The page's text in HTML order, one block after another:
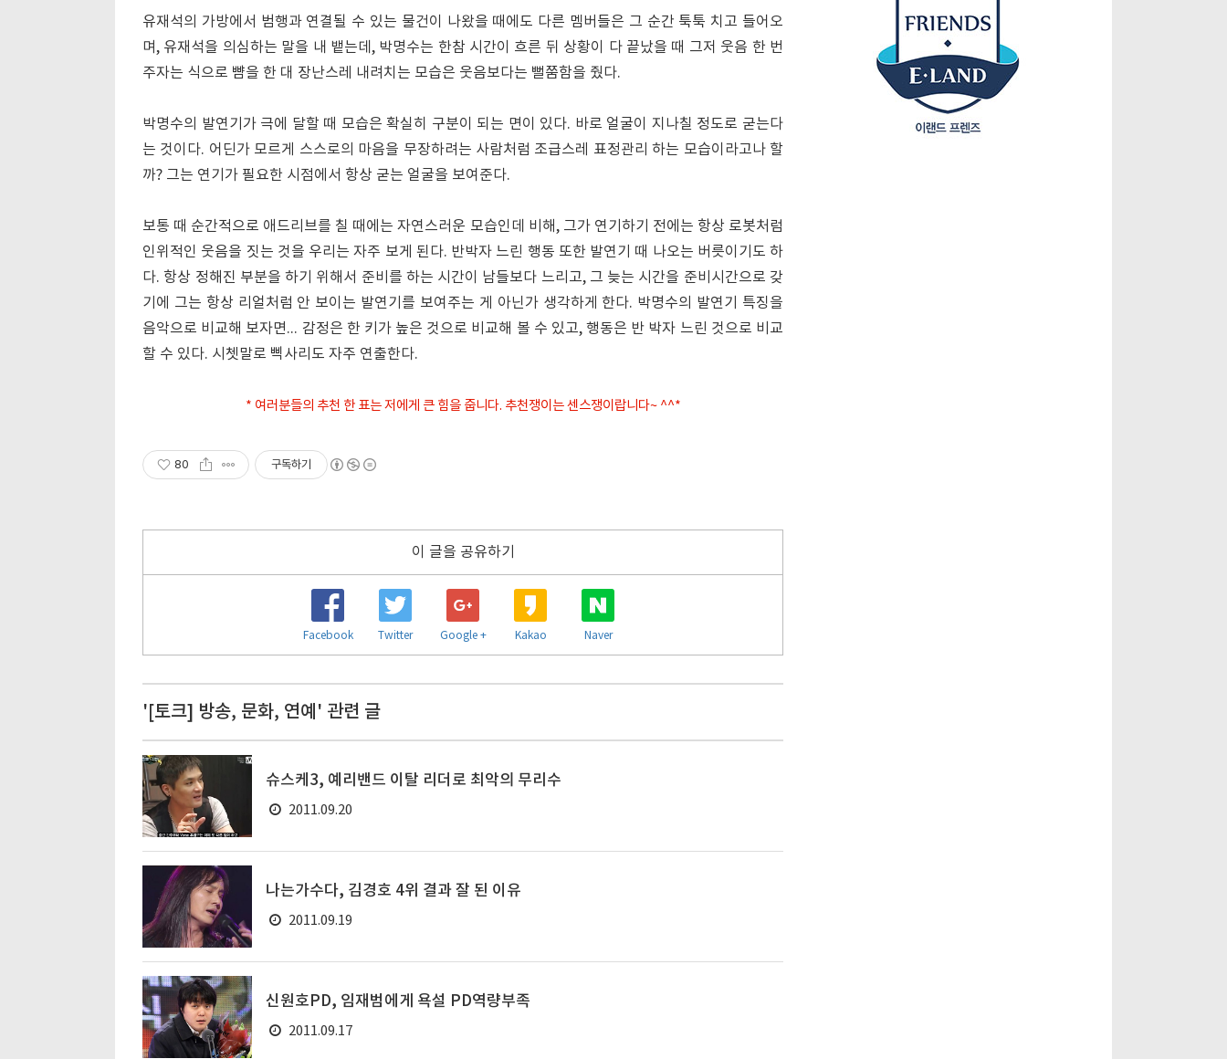
유재석의 가방에서 범행과 연결될 수 있는 물건이 나왔을 때에도 다른 멤버들은 그 순간 툭툭 치고 들어오
며, 유재석을 의심하는 말을 내 뱉는데, 박명수는 한참 시간이 흐른 뒤 상황이 다 끝났을 때 그저 웃음 한 번
주자는 식으로 뺨을 한 대 장난스레 내려치는 모습은 웃음보다는 뻘쭘함을 줬다.
박명수의 발연기가 극에 달할 때 모습은 확실히 구분이 되는 면이 있다. 바로 얼굴이 지나칠 정도로 굳는다
는 것이다. 어딘가 모르게 스스로의 마음을 무장하려는 사람처럼 조급스레 표정관리 하는 모습이라고나 할
까? 그는 연기가 필요한 시점에서 항상 굳는 얼굴을 보여준다.
보통 때 순간적으로 애드리브를 칠 때에는 자연스러운 모습인데 비해, 그가 연기하기 전에는 항상 로봇처럼
인위적인 웃음을 짓는 것을 우리는 자주 보게 된다. 반박자 느린 행동 또한 발연기 때 나오는 버릇이기도 하
다. 항상 정해진 부분을 하기 위해서 준비를 하는 시간이 남들보다 느리고, 그 늦는 시간을 준비시간으로 갖
기에 그는 항상 리얼처럼 안 보이는 발연기를 보여주는 게 아닌가 생각하게 한다. 박명수의 발연기 특징을
음악으로 비교해 보자면... 감정은 한 키가 높은 것으로 비교해 볼 수 있고, 행동은 반 박자 느린 것으로 비교
할 수 있다. 시쳇말로 삑사리도 자주 연출한다.
* 여러분들의 추천 한 표는 저에게 큰 힘을 줍니다. 추천쟁이는 센스쟁이랍니다~ ^^*
80 구독하기
이 글을 공유하기
Facebook Twitter Google + Kakao Naver
'[토크] 방송, 문화, 연예' 관련 글
슈스케3, 예리밴드 이탈 리더로 최악의 무리수
2011.09.20
나는가수다, 김경호 4위 결과 잘 된 이유
2011.09.19
신원호PD, 임재범에게 욕설 PD역량부족
2011.09.17